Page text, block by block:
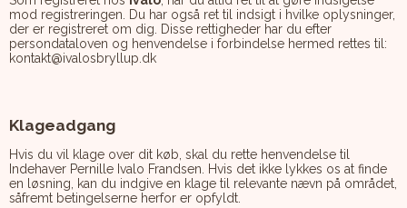
mod registreringen. Du har også ret til indsigt i hvilke oplysninger,
der er registreret om dig. Disse rettigheder har du efter
persondataloven og henvendelse i forbindelse hermed rettes til:
kontakt@ivalosbryllup.dk
Klageadgang
Hvis du vil klage over dit køb, skal du rette henvendelse til
Indehaver Pernille Ivalo Frandsen. Hvis det ikke lykkes os at finde
en løsning, kan du indgive en klage til relevante nævn på området,
såfremt betingelserne herfor er opfyldt.